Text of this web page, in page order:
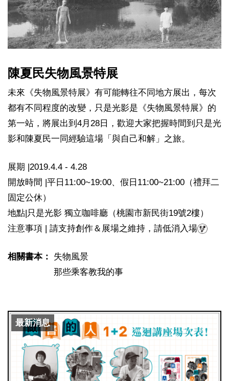
陳夏民失物風景特展
未來《失物風景特展》有可能轉往不同地方展出，每次
都有不同程度的改變，只是光影是《失物風景特展》的
第一站，將展出到4月28日，歡迎大家把握時間到只是光
影和陳夏民一同經驗這場「與自己和解」之旅。
展期 |2019.4.4 - 4.28
開放時間 |平日11:00~19:00、假日11:00~21:00（禮拜二
固定公休）
地點|只是光影 獨立咖啡廳（桃園市新民街19號2樓）
注意事項 | 請支持創作＆展場之維持，請低消入場
相關書本： 失物風景
那些乘客教我的事
最新消息